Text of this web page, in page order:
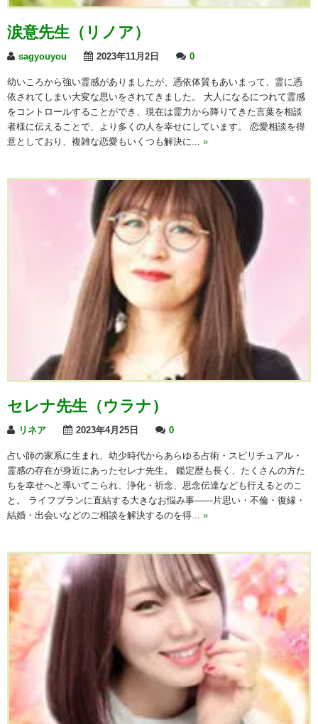
涙意先生（リノア）
sagyouyou 2023年11月2日 0
幼いころから強い霊感がありましたが、憑依体質もあいまって、霊に憑
依されてしまい大変な思いをされてきました。 大人になるにつれて霊感
をコントロールすることができ、現在は霊力から降りてきた言葉を相談
者様に伝えることで、より多くの人を幸せにしています。 恋愛相談を得
意としており、複雑な恋愛もいくつも解決に... »
セレナ先生（ウラナ）
リネア 2023年4月25日 0
占い師の家系に生まれ、幼少時代からあらゆる占術・スピリチュアル・
霊感の存在が身近にあったセレナ先生。 鑑定歴も長く、たくさんの方た
ちを幸せへと導いてこられ、浄化・祈念、思念伝達なども行えるとのこ
と。 ライフプランに直結する大きなお悩み事――片思い・不倫・復縁・
結婚・出会いなどのご相談を解決するのを得... »